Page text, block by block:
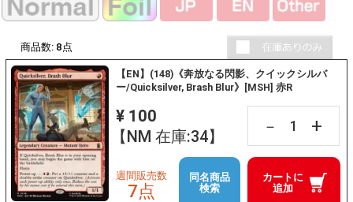
商品数: 8 点
【EN】(148)《奔放なる閃影、クイックシルバ
ー/Quicksilver, Brash Blur》[MSH] 赤R
¥ 100
【NM 在庫:34】
－ +
カートに
追加
週間販売数
7点
同名商品
検索